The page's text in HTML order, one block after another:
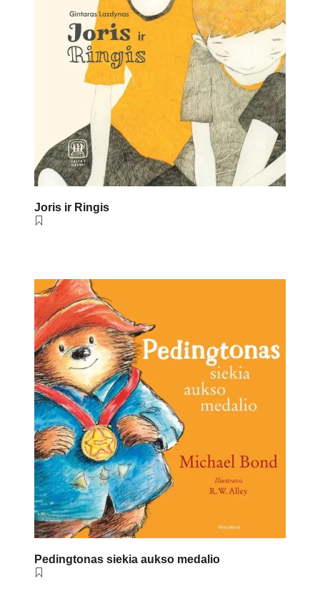
Joris ir Ringis
Pedingtonas siekia aukso medalio